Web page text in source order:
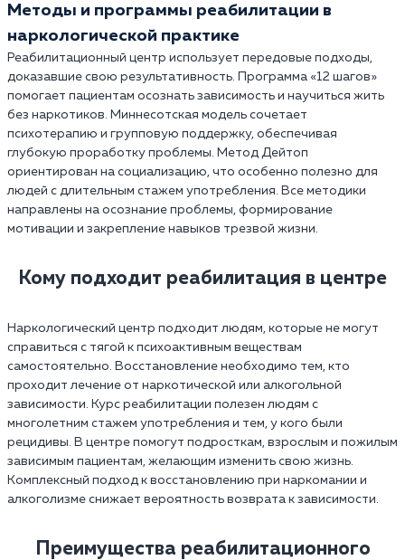
Методы и программы реабилитации в
наркологической практике
Реабилитационный центр использует передовые подходы,
доказавшие свою результативность. Программа «12 шагов»
помогает пациентам осознать зависимость и научиться жить
без наркотиков. Миннесотская модель сочетает
психотерапию и групповую поддержку, обеспечивая
глубокую проработку проблемы. Метод Дейтоп
ориентирован на социализацию, что особенно полезно для
людей с длительным стажем употребления. Все методики
направлены на осознание проблемы, формирование
мотивации и закрепление навыков трезвой жизни.
Кому подходит реабилитация в центре
Наркологический центр подходит людям, которые не могут
справиться с тягой к психоактивным веществам
самостоятельно. Восстановление необходимо тем, кто
проходит лечение от наркотической или алкогольной
зависимости. Курс реабилитации полезен людям с
многолетним стажем употребления и тем, у кого были
рецидивы. В центре помогут подросткам, взрослым и пожилым
зависимым пациентам, желающим изменить свою жизнь.
Комплексный подход к восстановлению при наркомании и
алкоголизме снижает вероятность возврата к зависимости.
Преимущества реабилитационного